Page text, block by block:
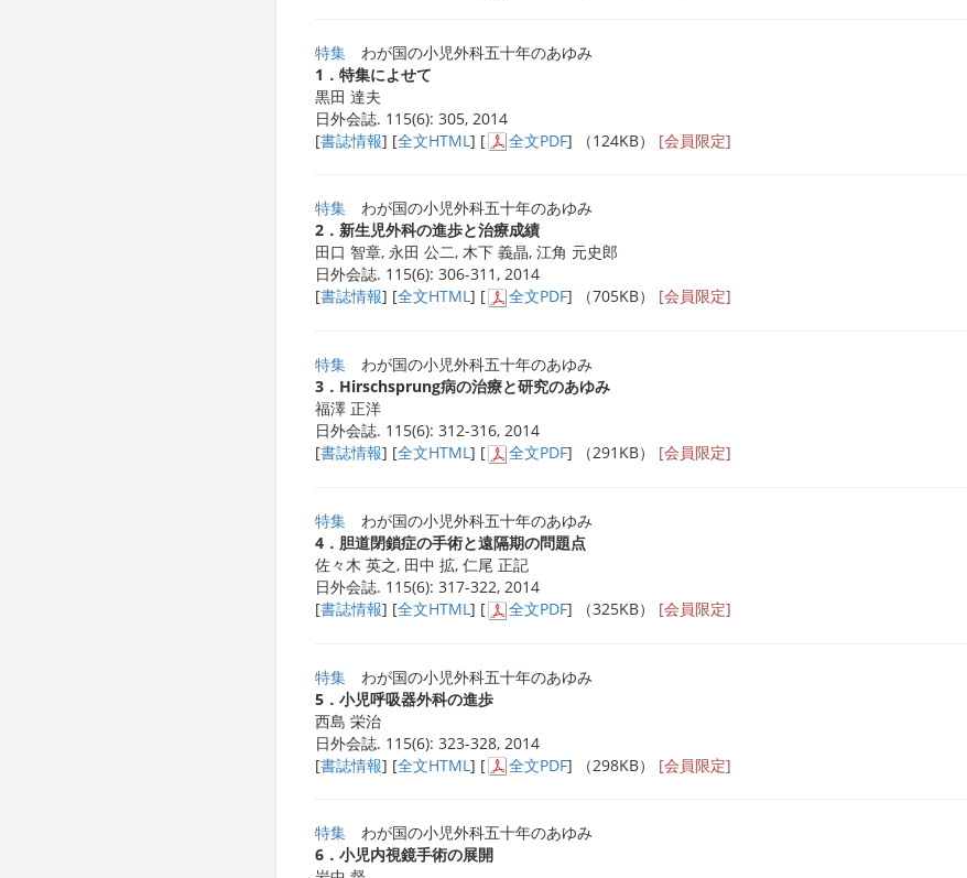
特集 わが国の小児外科五十年のあゆみ
1．特集によせて
黒田 達夫
日外会誌. 115(6): 305, 2014
[書誌情報] [全文HTML ] [ 全文PDF] （124KB） [会員限定]
特集 わが国の小児外科五十年のあゆみ
2．新生児外科の進歩と治療成績
田口 智章, 永田 公二, 木下 義晶, 江角 元史郎
日外会誌. 115(6): 306-311, 2014
[書誌情報] [全文HTML] [ 全文PDF] （705KB） [会員限定]
特集 わが国の小児外科五十年のあゆみ
3．Hirschsprung病の治療と研究のあゆみ
福澤 正洋
日外会誌. 115(6): 312-316, 2014
[書誌情報] [全文HTML] [ 全文PDF] （291KB） [会員限定]
特集 わが国の小児外科五十年のあゆみ
4．胆道閉鎖症の手術と遠隔期の問題点
佐々木 英之, 田中 拡, 仁尾 正記
日外会誌. 115(6): 317-322, 2014
[書誌情報] [全文HTML ] [ 全文PDF] （325KB） [会員限定]
特集 わが国の小児外科五十年のあゆみ
5．小児呼吸器外科の進歩
西島 栄治
日外会誌. 115(6): 323-328, 2014
[書誌情報] [全文HTML ] [ 全文PDF] （298KB） [会員限定]
特集 わが国の小児外科五十年のあゆみ
6．小児内視鏡手術の展開